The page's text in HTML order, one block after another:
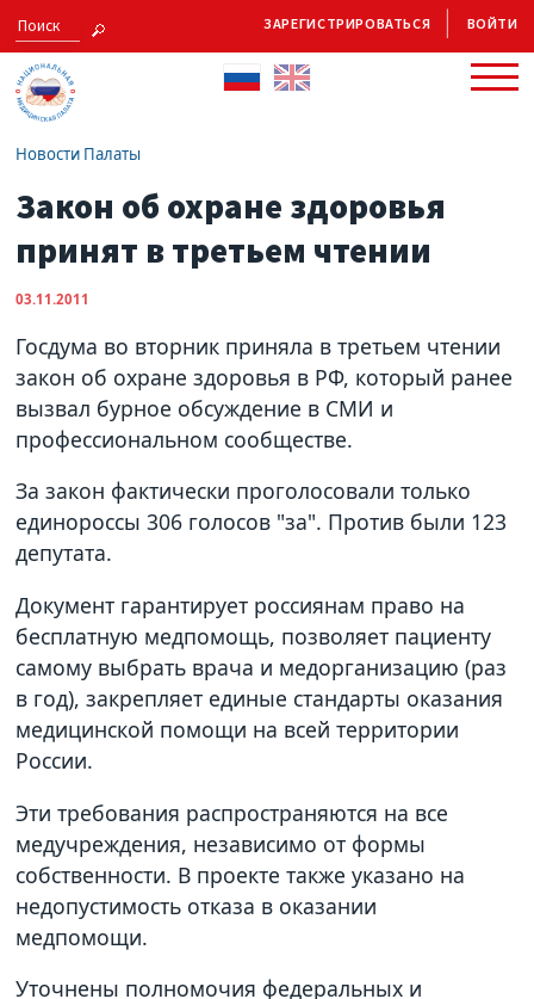
ЗАРЕГИСТРИРОВАТЬСЯ ВОЙТИ
Новости Палаты
Закон об охране здоровья
принят в третьем чтении
03.11.2011
Госдума во вторник приняла в третьем чтении
закон об охране здоровья в РФ, который ранее
вызвал бурное обсуждение в СМИ и
профессиональном сообществе.
За закон фактически проголосовали только
единороссы 306 голосов "за". Против были 123
депутата.
Документ гарантирует россиянам право на
бесплатную медпомощь, позволяет пациенту
самому выбрать врача и медорганизацию (раз
в год), закрепляет единые стандарты оказания
медицинской помощи на всей территории
России.
Эти требования распространяются на все
медучреждения, независимо от формы
собственности. В проекте также указано на
недопустимость отказа в оказании
медпомощи.
Уточнены полномочия федеральных и